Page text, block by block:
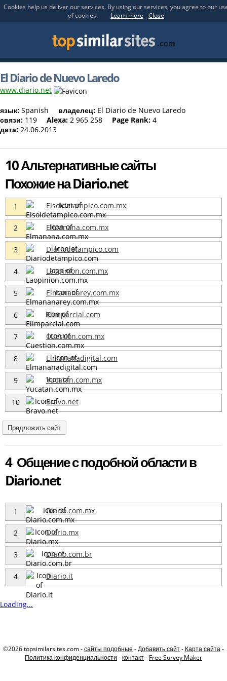
Cookies help us deliver our services. By using our services, you agree to our
of cookies.
Learn more Close
El Diario de Nuevo Laredo
www.diario.net
язык: Spanish владелец: El Diario de Nuevo Laredo
связи: 119 Alexa: 2 965 258 Page Rank: 4
дата: 24.06.2013
10 Альтернативные сайты
Похожие на Diario.net
1 Elsoldetampico.com.mx
2 Elmanana.com.mx
3 Diariodetampico.com
4 Laopinion.com.mx
5 Elmananarey.com.mx
6 Elimparcial.com
7 Cuestion.com.mx
8 Elmananadigital.com
9 Yucatan.com.mx
10 Bravo.net
Предложить сайт
4 Общение с подобной области в
Diario.net
1 Diario.com.mx
2 Diario.mx
3 Diario.com.br
4 Diario.it
Loading...
©2026 topsimilarsites.com -сайты подобные -Добавить сайт- Карта сайта-
Политика конфиденциальности -контакт- Free Survey Maker